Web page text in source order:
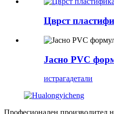
Цврст
Јасно PVC
истрагадетали